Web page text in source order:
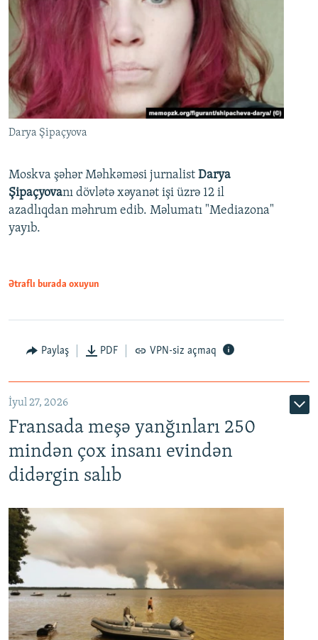
Darya Şipaçyova
Moskva şəhər Məhkəməsi jurnalist Darya
Şipaçyovanı dövlətə xəyanət işi üzrə 12 il
azadlıqdan məhrum edib. Məlumatı "Mediazona"
yayıb.
Ətraflı burada oxuyun
Paylaş PDF VPN-siz açmaq
İyul 27, 2026
Fransada meşə yanğınları 250
mindən çox insanı evindən
didərgin salıb